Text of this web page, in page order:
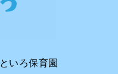
いろ保育園